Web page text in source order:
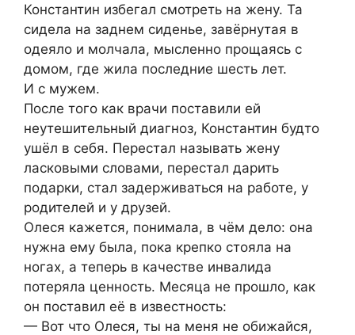
Константин избегал смотреть на жену. Та
сидела на заднем сиденье, завёрнутая в
одеяло и молчала, мысленно прощаясь с
домом, где жила последние шесть лет.
И с мужем.
После того как врачи поставили ей
неутешительный диагноз, Константин будто
ушёл в себя. Перестал называть жену
ласковыми словами, перестал дарить
подарки, стал задерживаться на работе, у
родителей и у друзей.
Олеся кажется, понимала, в чём дело: она
нужна ему была, пока крепко стояла на
ногах, а теперь в качестве инвалида
потеряла ценность. Месяца не прошло, как
он поставил её в известность:
— Вот что Олеся, ты на меня не обижайся,